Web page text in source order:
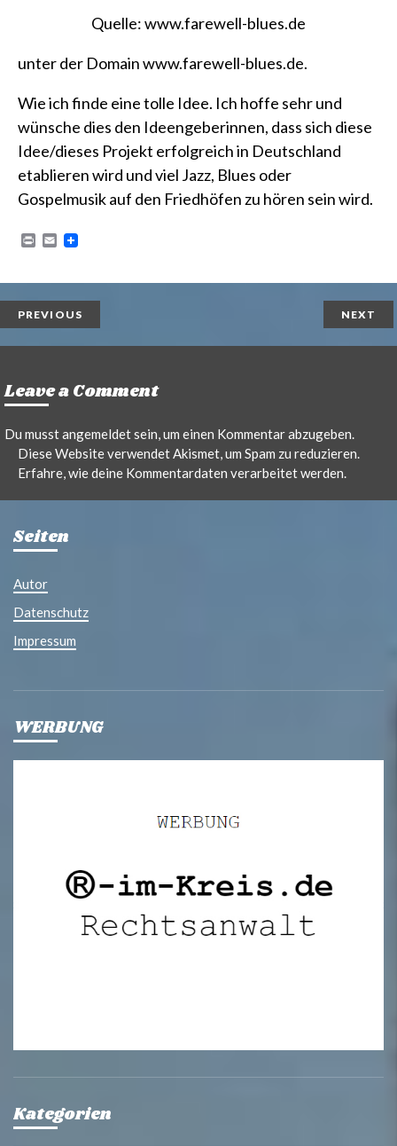
Quelle:www.farewell-blues.de
unter der Domainwww.farewell-blues.de.
Wie ich finde eine tolle Idee. Ich hoffe sehr und
wünsche dies den Ideengeberinnen, dass sich diese
Idee/dieses Projekt erfolgreich in Deutschland
etablieren wird und viel Jazz, Blues oder
Gospelmusik auf den Friedhöfen zu hören sein wird.
P
n
t
E
i
l
PREVIOUS NEXT
Leave a Comment
Du musstangemeldetsein, um einen Kommentar abzugeben.
Diese Website verwendet Akismet, um Spam zu reduzieren.
Erfahre, wie deine Kommentardaten verarbeitet werden.
Seiten
Autor
Datenschutz
Impressum
WERBUNG
Kategorien